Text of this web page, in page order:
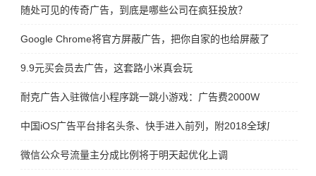
随处可见的传奇广告，到底是哪些公司在疯狂投放？
Google Chrome将官方屏蔽广告，把你自家的也给屏蔽了吧
9.9元买会员去广告，这套路小米真会玩
耐克广告入驻微信小程序跳一跳小游戏：广告费2000W
中国iOS广告平台排名头条、快手进入前列，附2018全球广告平台
微信公众号流量主分成比例将于明天起优化上调